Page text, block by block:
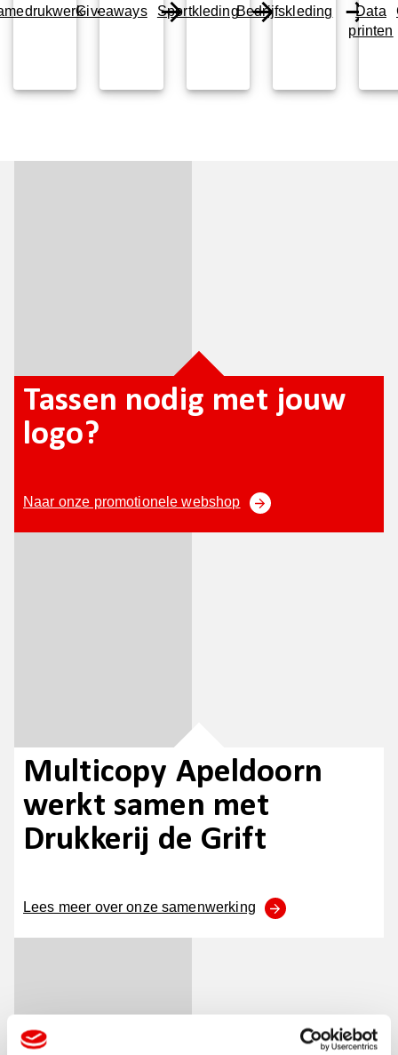
Giveaways SportkledingBedrijfskleding
Data
printen
Tassen nodig met jouw
logo?
Naar onze promotionele webshop
Multicopy Apeldoorn
werkt samen met
Drukkerij de Grift
Lees meer over onze samenwerking